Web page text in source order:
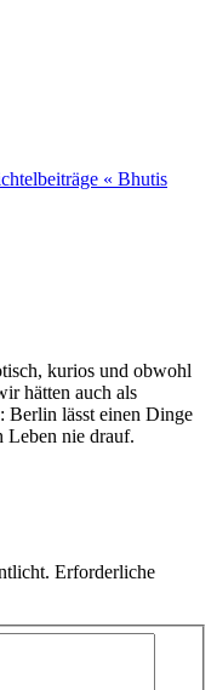
« Bhutis
kurios und obwohl
hätten auch als
Berlin lässt einen Dinge
Leben nie drauf.
Erforderliche